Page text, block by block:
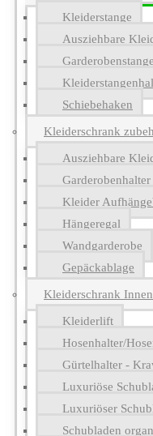
Kleiderstange
Ausziehbare
Schiebehaken
Kleiderschrank
Ausziehbare
Kleider
Hängeregal
Wandgarderobe
Gepäckablage
Kleiderschrank
Kleiderlift
Hosenhalter/
Gürtelhalter -
Luxuriöse
Luxuriöser
Schubladen